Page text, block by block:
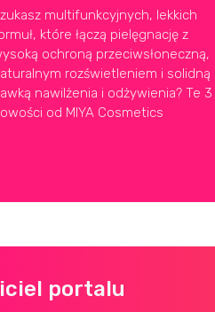
multifunkcyjnych, lekkich
które łączą pielęgnację z
ochroną przeciwsłoneczną,
rozświetleniem i solidną
nawilżenia i odżywienia? Te 3
od MIYA Cosmetics
portalu